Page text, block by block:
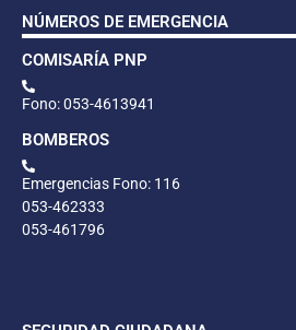
NÚMEROS DE EMERGENCIA
COMISARÍA PNP
Fono: 053-4613941
BOMBEROS
Emergencias Fono: 116
053-462333
053-461796